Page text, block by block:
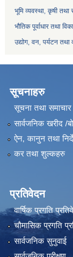
भूमि व्यवस्था, कृषी तथा
भौतिक पूर्वाधार तथा
उद्योग, वन, पर्यटन तथा
सूचनाहरु
सूचना तथा समाचार
सार्वजनिक खरीद /
ऐन, कानुन तथा
कर तथा शुल्कहरु
प्रतिवेदन
वार्षिक प्रगति
चौमासिक प्रगति
सार्वजनिक सुनुवाई